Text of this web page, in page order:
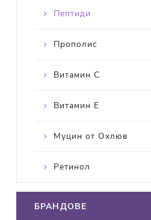
Пептиди
Прополис
Витамин С
Витамин Е
Муцин от Охлюв
Ретинол
БРАНДОВЕ